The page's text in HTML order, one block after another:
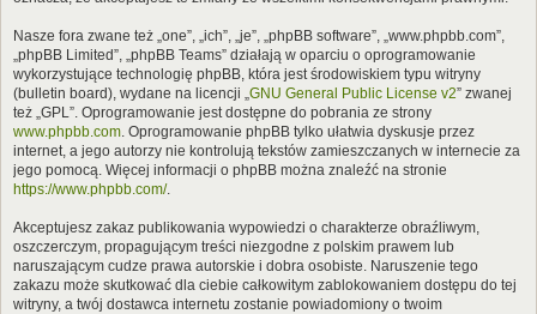
Nasze fora zwane też „one”, „ich”, „je”, „phpBB software”, „www.phpbb.com”,
„phpBB Limited”, „phpBB Teams” działają w oparciu o oprogramowanie
wykorzystujące technologię phpBB, która jest środowiskiem typu witryny
(bulletin board), wydane na licencji „GNU General Public License v2” zwanej
też „GPL”. Oprogramowanie jest dostępne do pobrania ze strony
www.phpbb.com. Oprogramowanie phpBB tylko ułatwia dyskusje przez
internet, a jego autorzy nie kontrolują tekstów zamieszczanych w internecie za
jego pomocą. Więcej informacji o phpBB można znaleźć na stronie
https://www.phpbb.com/.
Akceptujesz zakaz publikowania wypowiedzi o charakterze obraźliwym,
oszczerczym, propagującym treści niezgodne z polskim prawem lub
naruszającym cudze prawa autorskie i dobra osobiste. Naruszenie tego
zakazu może skutkować dla ciebie całkowitym zablokowaniem dostępu do tej
witryny, a twój dostawca internetu zostanie powiadomiony o twoim